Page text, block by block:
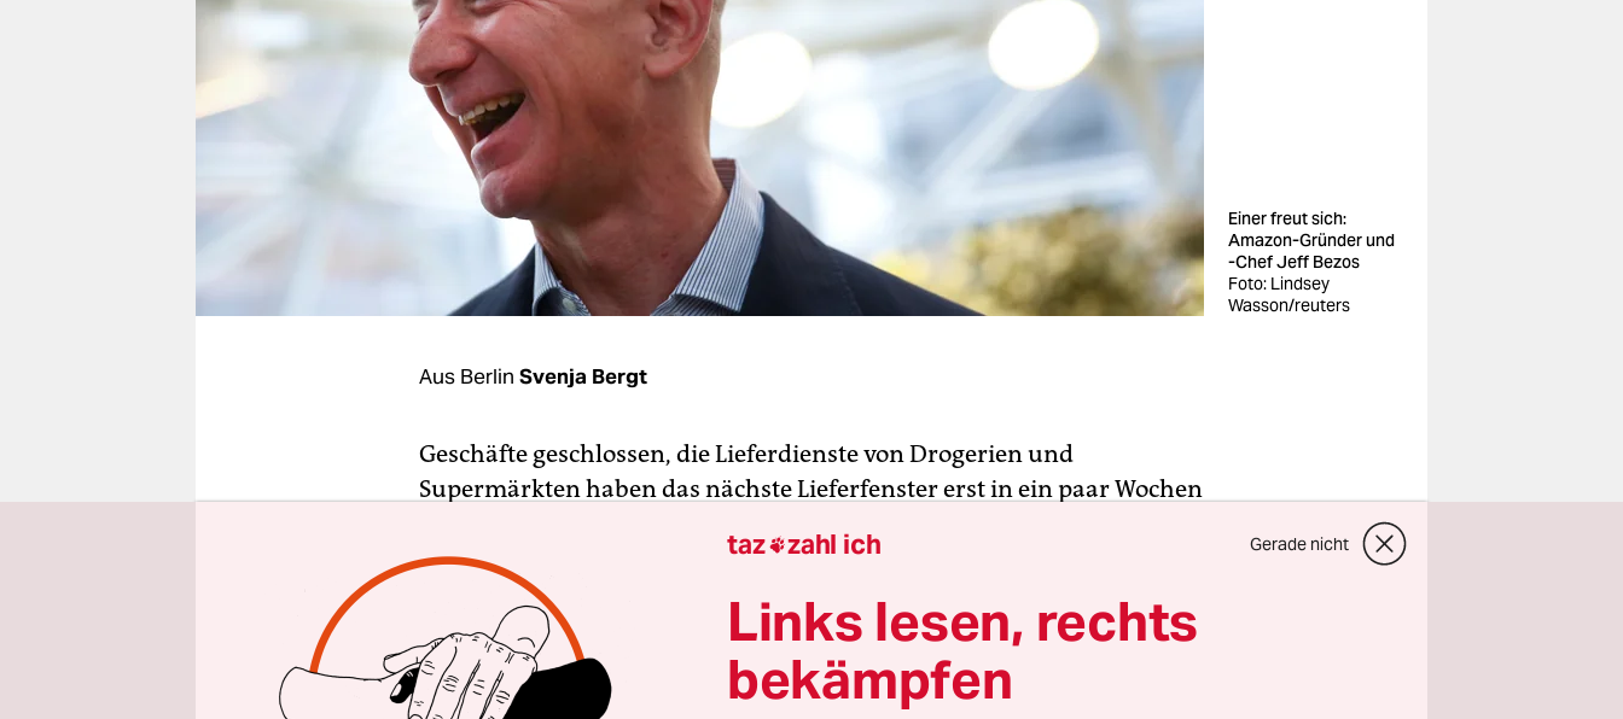
verlag
verlag
veranstaltungen
unterstützen
Einer freut sich:
Amazon-Gründer und
-Chef Jeff Bezos
Foto: Lindsey
Wasson/reuters
Aus Berlin Svenja Bergt
Geschäfte geschlossen, die Lieferdienste von Drogerien und
Supermärkten haben das nächste Lieferfenster erst in ein paar Wochen
Ersatz für das defekte Ladegerät. Das Institut der Deutschen Wirtschaft
(IW) kommt nun in einem
Verlagerung des Konsums in den Onlinehandel wird vor allem
Amazon profitieren.
taz zahl ich Gerade nicht
Links lesen, rechts
bekämpfen